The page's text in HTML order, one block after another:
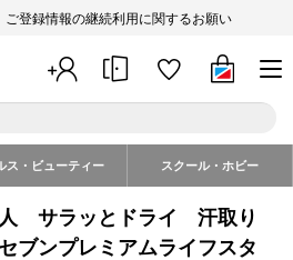
ご登録情報の継続利用に関するお願い
ス・ビューティー スクール・ホビー
サラッとドライ 汗取り
ブンプレミアムライフスタ